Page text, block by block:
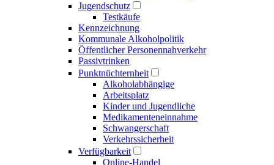
Jugendschutz
Testkäufe
Kennzeichnung
Kommunale Alkoholpolitik
Öffentlicher Personen­nahverkehr
Passivtrinken
Punkt­nüchternheit
Alkohol­abhängige
Arbeitsplatz
Kinder und Jugendliche
Medikamenten­einnahme
Schwangerschaft
Verkehrs­sicherheit
Verfügbarkeit
Online-Handel